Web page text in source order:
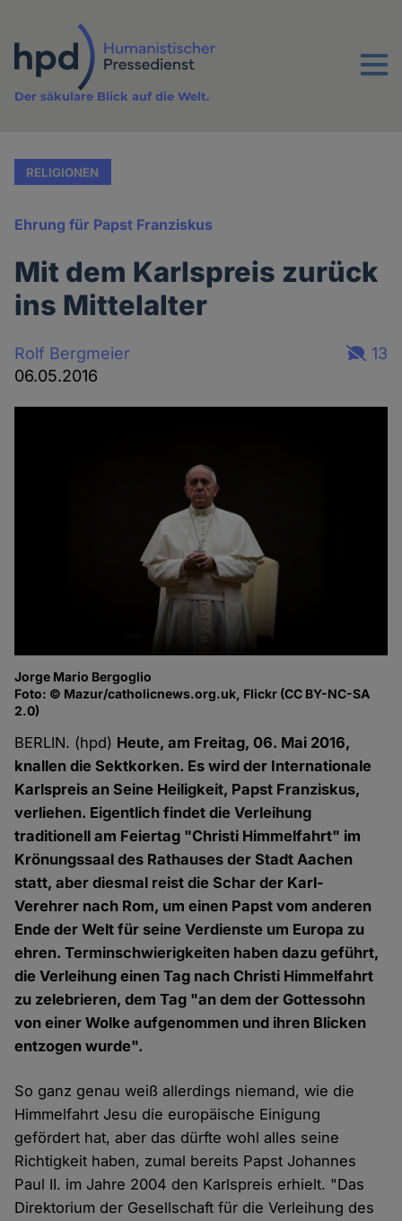
Inhalt
Menu
Der säkulare Blick auf die Welt.
RELIGIONEN
Ehrung für Papst Franziskus
Mit dem Karlspreis zurück
ins Mittelalter
Rolf Bergmeier
06.05.2016
13
Jorge Mario Bergoglio
Foto: © Mazur/catholicnews.org.uk, Flickr (CC BY-NC-SA
2.0)
BERLIN. (hpd) Heute, am Freitag, 06. Mai 2016,
knallen die Sektkorken. Es wird der Internationale
Karlspreis an Seine Heiligkeit, Papst Franziskus,
verliehen. Eigentlich findet die Verleihung
traditionell am Feiertag "Christi Himmelfahrt" im
Krönungssaal des Rathauses der Stadt Aachen
statt, aber diesmal reist die Schar der Karl-
Verehrer nach Rom, um einen Papst vom anderen
Ende der Welt für seine Verdienste um Europa zu
ehren. Terminschwierigkeiten haben dazu geführt,
die Verleihung einen Tag nach Christi Himmelfahrt
zu zelebrieren, dem Tag "an dem der Gottessohn
von einer Wolke aufgenommen und ihren Blicken
entzogen wurde".
So ganz genau weiß allerdings niemand, wie die
Himmelfahrt Jesu die europäische Einigung
gefördert hat, aber das dürfte wohl alles seine
Richtigkeit haben, zumal bereits Papst Johannes
Paul II. im Jahre 2004 den Karlspreis erhielt. "Das
Direktorium der Gesellschaft für die Verleihung des